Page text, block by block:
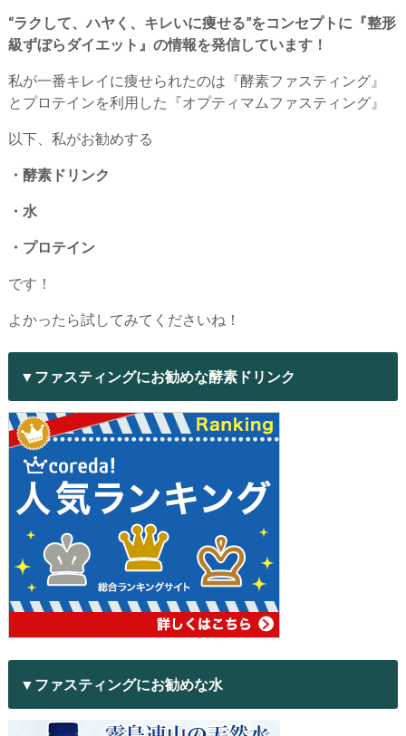
“ラクして、ハヤく、キレいに痩せる”をコンセプトに『整形
級ずぼらダイエット』の情報を発信しています！
私が一番キレイに痩せられたのは『酵素ファスティング』
とプロテインを利用した『オプティマムファスティング』
以下、私がお勧めする
・酵素ドリンク
・水
・プロテイン
です！
よかったら試してみてくださいね！
▼ファスティングにお勧めな酵素ドリンク
▼ファスティングにお勧めな水